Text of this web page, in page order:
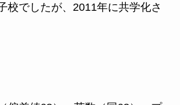
校でしたが、 2011年に共学化さ